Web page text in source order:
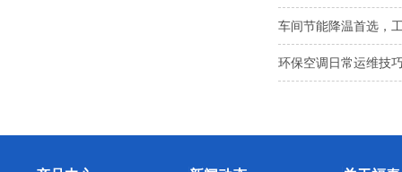
车间节能降温首选，
环保空调日常运维技